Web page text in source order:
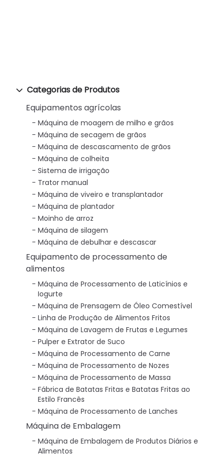
Categorias de Produtos
Equipamentos agrícolas
Máquina de moagem de milho e grãos
Máquina de secagem de grãos
Máquina de descascamento de grãos
Máquina de colheita
Sistema de irrigação
Trator manual
Máquina de viveiro e transplantador
Máquina de plantador
Moinho de arroz
Máquina de silagem
Máquina de debulhar e descascar
Equipamento de processamento de
alimentos
Máquina de Processamento de Laticínios e
Iogurte
Máquina de Prensagem de Óleo Comestível
Linha de Produção de Alimentos Fritos
Máquina de Lavagem de Frutas e Legumes
Pulper e Extrator de Suco
Máquina de Processamento de Carne
Máquina de Processamento de Nozes
Máquina de Processamento de Massa
Fábrica de Batatas Fritas e Batatas Fritas ao
Estilo Francês
Máquina de Processamento de Lanches
Máquina de Embalagem
Máquina de Embalagem de Produtos Diários e
Alimentos